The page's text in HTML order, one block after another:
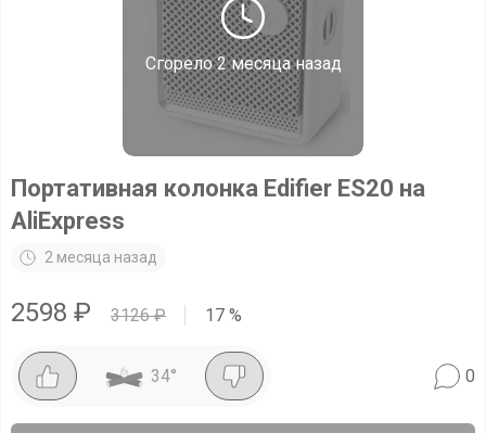
Сгорело2 месяца назад
Портативная колонка Edifier ES20 на
AliExpress
2 месяца назад
2598 ₽ 3126₽ 17 %
34° 0